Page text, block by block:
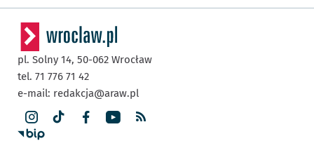
pl. Solny 14, 50-062 Wrocław
tel. 71 776 71 42
e-mail: redakcja@araw.pl